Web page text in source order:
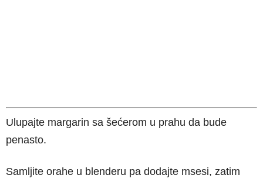
Ulupajte margarin sa šećerom u prahu da bude
penasto.
Samljite orahe u blenderu pa dodajte msesi, zatim